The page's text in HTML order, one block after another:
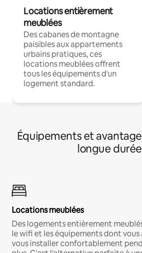
Locations entièrement
meublées
Des cabanes de montagne
paisibles aux appartements
urbains pratiques, ces
locations meublées offrent
tous les équipements d'un
logement standard.
Équipements et
longue durée
Locations meublées
Des logements entièrement
le wifi et les équipements dont vous
vous installer confortablement